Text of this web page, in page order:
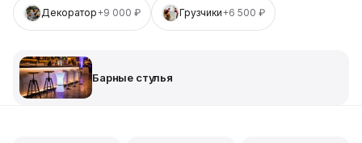
Декоратор+9 000 ₽ Грузчики+6 500 ₽
Барные стулья